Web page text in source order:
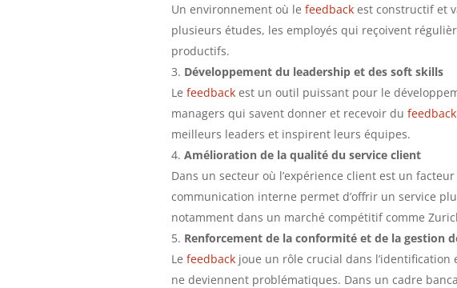
Un environnement où le feedbackest constructif et
plusieurs études, les employés qui reçoivent
productifs.
Développement du leadership et des soft skills
Le feedbackest un outil puissant pour le
managers qui savent donner et recevoir du feedback
meilleurs leaders et inspirent leurs équipes.
Amélioration de la qualité du service client
Dans un secteur où l’expérience client est un
communication interne permet d’offrir un service
notamment dans un marché compétitif comme
Renforcement de la conformité et de la gestion
Le feedbackjoue un rôle crucial dans l’identification
ne deviennent problématiques. Dans un cadre